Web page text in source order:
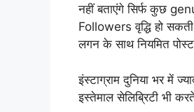
नहीं बताएंगे सिर्फ कुछ
Followers वृद्धि हो
लगन के साथ नियमित
इंस्टाग्राम दुनिया भर में
इस्तेमाल सेलिब्रिटी भी